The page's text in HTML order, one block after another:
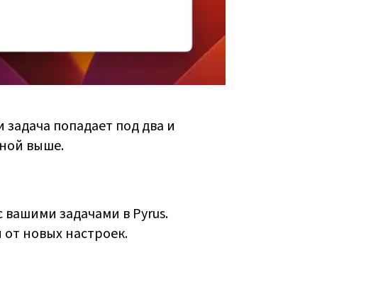
попадает под два и
выше.
задачами в Pyrus.
новых настроек.